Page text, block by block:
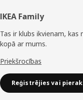
Kājene
IKEA Family
Tas ir klubs ikvienam,
kopā ar mums.
Priekšrocības
Reģistrējies vai